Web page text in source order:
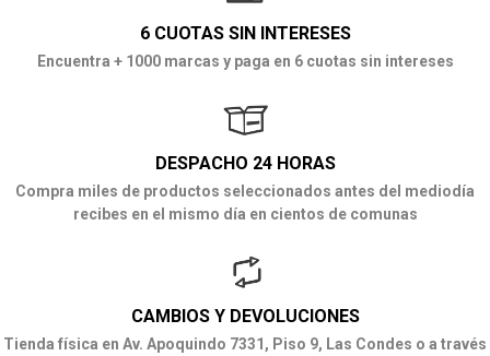
6 CUOTAS SIN INTERESES
Encuentra + 1000 marcas y paga en 6 cuotas sin intereses
DESPACHO 24 HORAS
Compra miles de productos seleccionados antes del mediodía
recibes en el mismo día en cientos de comunas
CAMBIOS Y DEVOLUCIONES
Tienda física en Av. Apoquindo 7331, Piso 9, Las Condes o a través